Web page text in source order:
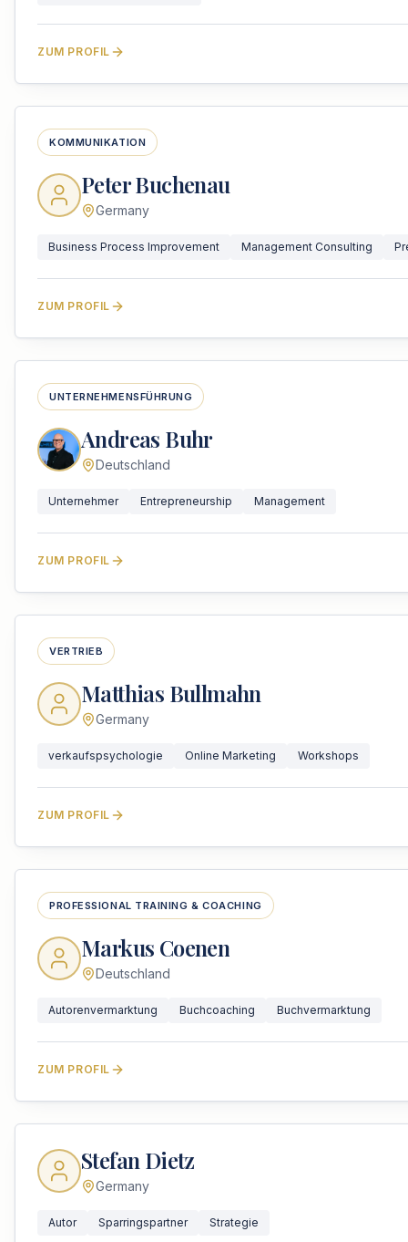
ZUM PROFIL
KOMMUNIKATION
Peter Buchenau
Germany
Business Process Improvement Management Consulting
ZUM PROFIL
UNTERNEHMENSFÜHRUNG
Andreas Buhr
Deutschland
Unternehmer Entrepreneurship Management
ZUM PROFIL
VERTRIEB
Matthias Bullmahn
Germany
verkaufspsychologie Online Marketing Workshops
ZUM PROFIL
PROFESSIONAL TRAINING & COACHING
Markus Coenen
Deutschland
Autorenvermarktung Buchcoaching Buchvermarktung
ZUM PROFIL
Stefan Dietz
Germany
Autor Sparringspartner Strategie